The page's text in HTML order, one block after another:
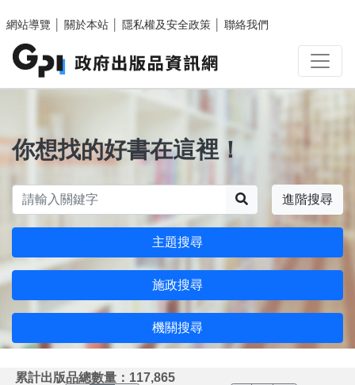
網站導覽
關於本站 隱私權及安全政策 聯絡我們
你想找的好書在這裡！
進階搜尋
主題搜尋
施政搜尋
機關搜尋
累計出版品總數量：117,865